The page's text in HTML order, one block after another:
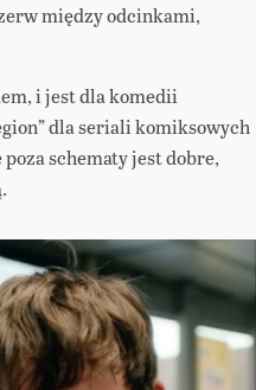
między odcinkami,
i jest dla komedii
dla seriali komiksowych
schematy jest dobre,